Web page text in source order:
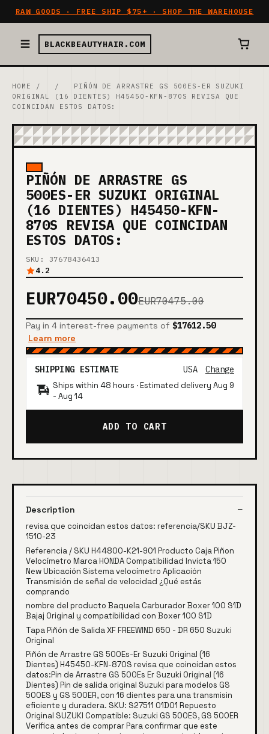
RAW GOODS · FREE SHIP $75+ · SHOP THE WAREHOUSE
BLACKBEAUTYHAIR.COM
HOME / /
PIÑÓN DE ARRASTRE GS 500ES-ER SUZUKI
ORIGINAL (16 DIENTES) H45450-KFN-870S REVISA QUE
COINCIDAN ESTOS DATOS:
PIÑÓN DE ARRASTRE GS
500ES-ER SUZUKI ORIGINAL
(16 DIENTES) H45450-KFN-
870S REVISA QUE COINCIDAN
ESTOS DATOS:
SKU: 37678436413
4.2
EUR70450.00EUR70475.00
Pay in 4 interest-free payments of $17612.50
Learn more
SHIPPING ESTIMATE USA Change
Ships within 48 hours · Estimated delivery Aug 9
- Aug 14
ADD TO CART
Description
revisa que coincidan estos datos: referencia/SKU BJZ-
1510-23
Referencia / SKU H44800-K21-901 Producto Caja Piñon
Velocímetro Marca HONDA Compatibilidad Invicta 150
New Ubicación Sistema velocímetro Aplicación
Transmisión de señal de velocidad ¿Qué estás
comprando
nombre del producto Baquela Carburador Boxer 100 S1D
Bajaj Original y compatibilidad con Boxer 100 S1D
Tapa Piñón de Salida XF FREEWIND 650 - DR 650 Suzuki
Original
Piñón de Arrastre GS 500Es-Er Suzuki Original (16
Dientes) H45450-KFN-870S revisa que coincidan estos
datos:Pin de Arrastre GS 500Es Er Suzuki Original (16
Dientes) Pin de salida original Suzuki para modelos GS
500ES y GS 500ER, con 16 dientes para una transmisin
eficiente y duradera. SKU: S27511 01D01 Repuesto
Original SUZUKI Compatible: Suzuki GS 500ES, GS 500ER
Verifica antes de comprar Para confirmar que este